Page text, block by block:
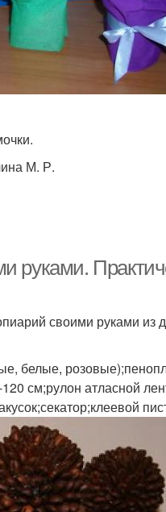
М. Р.
руками.
своими руками из
белые,
см;рулон атласной